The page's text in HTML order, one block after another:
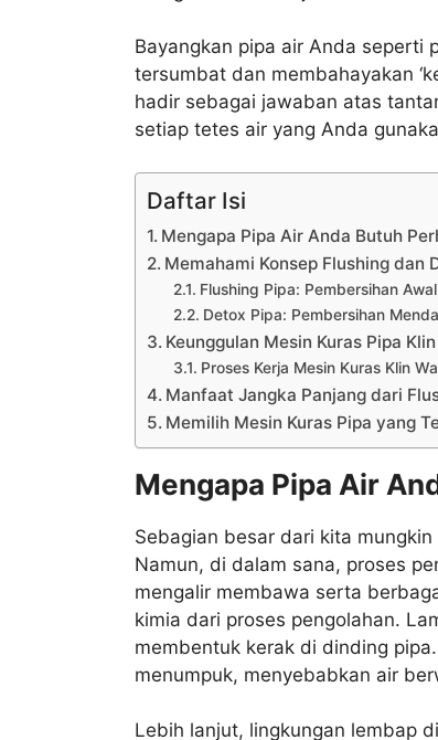
Bayangkan pipa air Anda seperti
tersumbat dan membahayakan
hadir sebagai jawaban atas
setiap tetes air yang Anda
Daftar Isi
Mengapa Pipa Air Anda Butuh
Memahami Konsep Flushing dan
Flushing Pipa: Pembersihan
Detox Pipa: Pembersihan
Keunggulan Mesin Kuras Pipa
Proses Kerja Mesin Kuras Klin
Manfaat Jangka Panjang dari
Memilih Mesin Kuras Pipa yang
Mengapa Pipa Air
Sebagian besar dari kita
Namun, di dalam sana, proses
mengalir membawa serta
kimia dari proses pengolahan.
membentuk kerak di dinding
menumpuk, menyebabkan air
Lebih lanjut, lingkungan lembap